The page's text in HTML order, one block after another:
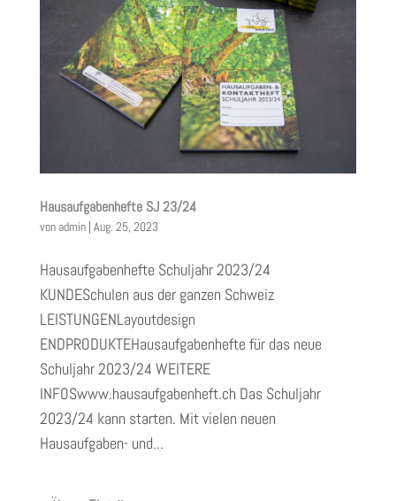
Hausaufgabenhefte SJ 23/24
von admin| Aug. 25, 2023
Hausaufgabenhefte Schuljahr 2023/24
KUNDESchulen aus der ganzen Schweiz
LEISTUNGENLayoutdesign
ENDPRODUKTEHausaufgabenhefte für das neue
Schuljahr 2023/24 WEITERE
INFOSwww.hausaufgabenheft.ch Das Schuljahr
2023/24 kann starten. Mit vielen neuen
Hausaufgaben- und...